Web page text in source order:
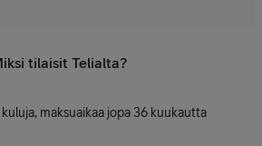
tilaisit Telialta?
kuluja, maksuaikaa jopa 36 kuukautta